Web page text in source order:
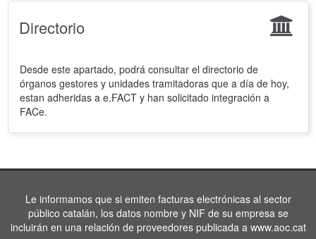
Directorio
Desde este apartado, podrá consultar el directorio de
órganos gestores y unidades tramitadoras que a día de hoy,
estan adheridas a e.FACT y han solicitado integración a
FACe.
Le informamos que si emiten facturas electrónicas al sector
público catalán, los datos nombre y NIF de su empresa se
incluirán en una relación de proveedores publicada a www.aoc.cat